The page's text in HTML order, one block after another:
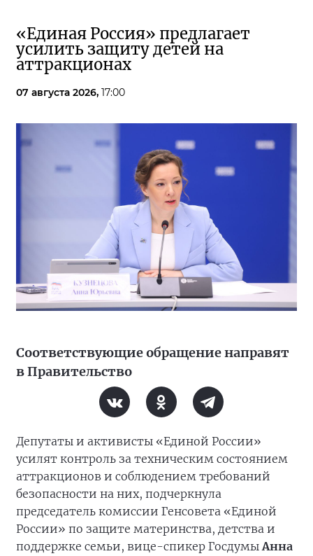
«Единая Россия» предлагает
усилить защиту детей на
аттракционах
07 августа 2026, 17:00
Соответствующие обращение направят
в Правительство
Депутаты и активисты «Единой России»
усилят контроль за техническим состоянием
аттракционов и соблюдением требований
безопасности на них, подчеркнула
председатель комиссии Генсовета «Единой
России» по защите материнства, детства и
поддержке семьи, вице-спикер ГосдумыАнна